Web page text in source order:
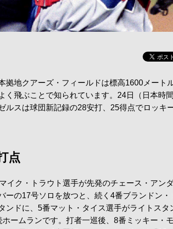
拠地クアーズ・フィールドは標高1600メート
く飛ぶことで知られています。24日（日本時
ルスは球団新記録の28安打、25得点でロッキ
点
イク・トラウト選手が先発のチェース・アン
ーの17号ソロを放つと、続く4番ブランドン・
ンドに、5番マット・タイス選手がライトスタ
ームランです。打者一巡後、8番ミッキー・